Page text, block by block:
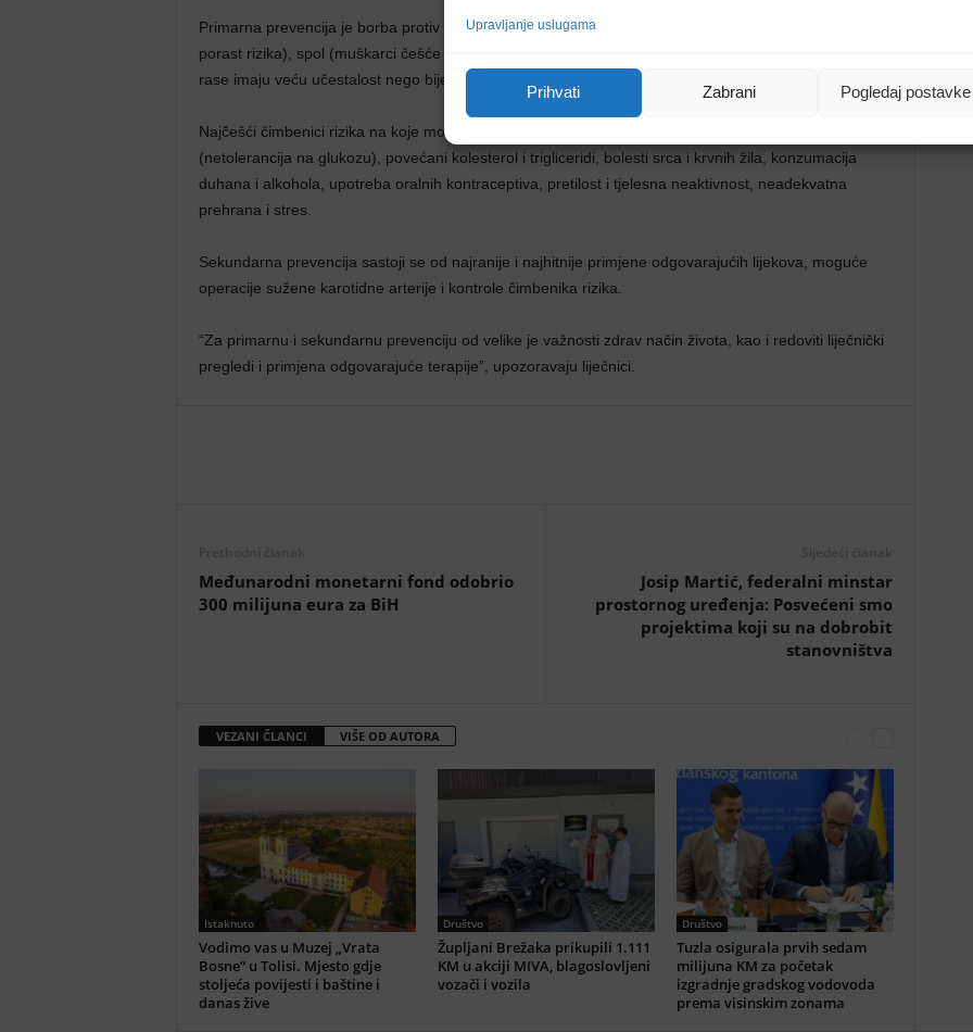
Upravljanje uslugama
Prihvati Zabrani Pogledaj postavke
Primarna prevencija je borba protiv čimbenika rizika za moždani udar, od kojih dob (porast dobi i
porast rizika), spol (muškarci češće obolijevaju dok je smrtnost kod žena veća), rasa (pripadnici crne
rase imaju veću učestalost nego bijela rasa) i genetski čimbenici.
Najčešći čimbenici rizika na koje možemo utjecati su visoki krvni tlak, dijabetes i skriveni šećer
(netolerancija na glukozu), povećani kolesterol i trigliceridi, bolesti srca i krvnih žila, konzumacija
duhana i alkohola, upotreba oralnih kontraceptiva, pretilost i tjelesna neaktivnost, neadekvatna
prehrana i stres.
Sekundarna prevencija sastoji se od najranije i najhitnije primjene odgovarajućih lijekova, moguće
operacije sužene karotidne arterije i kontrole čimbenika rizika.
“Za primarnu i sekundarnu prevenciju od velike je važnosti zdrav način života, kao i redoviti liječnički
pregledi i primjena odgovarajuće terapije”, upozoravaju liječnici.
Međunarodni monetarni fond odobrio
300 milijuna eura za BiH
Josip Martić, federalni minstar
prostornog uređenja: Posvećeni smo
projektima koji su na dobrobit
stanovništva
VEZANI ČLANCI VIŠE OD AUTORA
Istaknuto
Vodimo vas u Muzej „Vrata
Bosne“ u Tolisi. Mjesto gdje
stoljeća povijesti i baštine i
danas žive
Društvo
Župljani Brežaka prikupili 1.111
KM u akciji MIVA, blagoslovljeni
vozači i vozila
Društvo
Tuzla osigurala prvih sedam
milijuna KM za početak
izgradnje gradskog vodovoda
prema visinskim zonama